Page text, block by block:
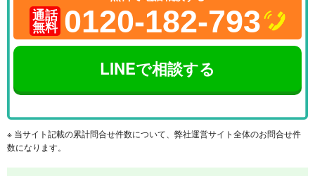
通話
無料 0120-182-793
LINEで相談する
※ 当サイト記載の累計問合せ件数について、弊社運営サイト全体のお問合せ件
数になります。